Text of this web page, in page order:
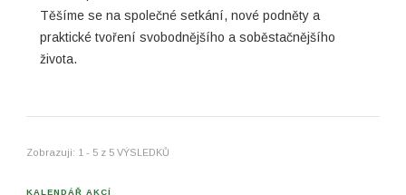
Těšíme se na společné setkání, nové podněty a
praktické tvoření svobodnějšího a soběstačnějšího
života.
Zobrazuji: 1 - 5 z 5 VÝSLEDKŮ
KALENDÁŘ AKCÍ